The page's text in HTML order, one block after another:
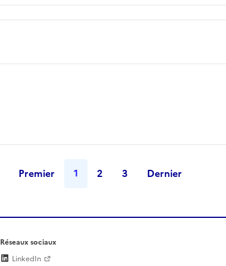
Premier 1 2 3 Dernier
Réseaux sociaux
LinkedIn